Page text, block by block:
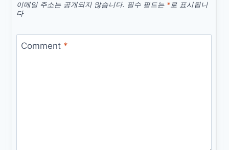
이메일 주소는 공개되지 않습니다. 필수 필드는 *로 표시됩니
다
Comment *